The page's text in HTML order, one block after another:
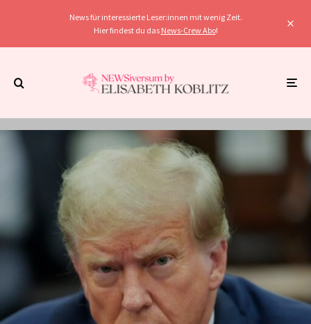
News für interessierte Leser:innen mit wenig Zeit.
Hier findest du das News-Crew Abo!